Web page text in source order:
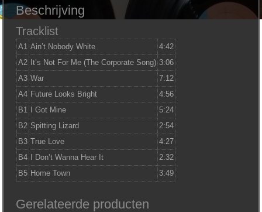
Dead
aantal
Beschrijving
Tracklist
A1 Ain’t Nobody White
4:42
A2 It’s Not For Me (The Corporate Song) 3:06
A3 War
7:12
A4 Future Looks Bright
4:56
B1 I Got Mine
5:24
B2 Spitting Lizard
2:54
B3 True Love
4:27
B4 I Don’t Wanna Hear It
2:32
B5 Home Town 3:49
Gerelateerde producten